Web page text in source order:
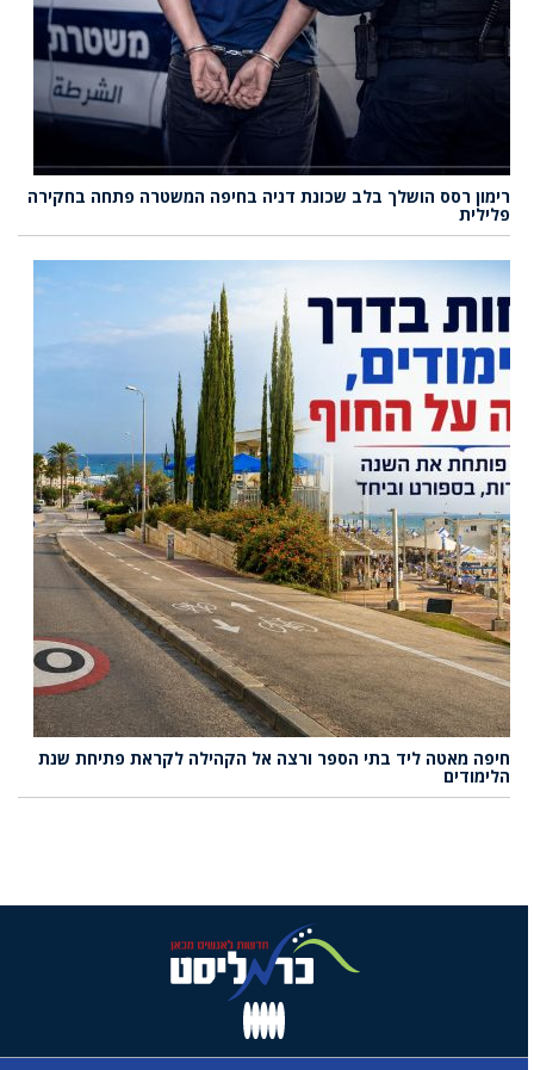
רימון רסס הושלך בלב שכונת דניה בחיפה המשטרה פתחה בחקירה
פלילית
חיפה מאטה ליד בתי הספר ורצה אל הקהילה לקראת פתיחת שנת
הלימודים